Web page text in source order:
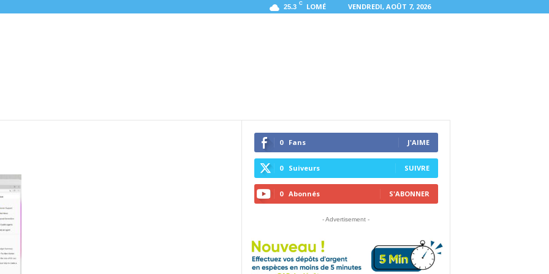
25.3 C LOMÉ VENDREDI, AOÛT 7, 2026
0 Fans J'AIME
0 Suiveurs SUIVRE
0 Abonnés S'ABONNER
- Advertisement -